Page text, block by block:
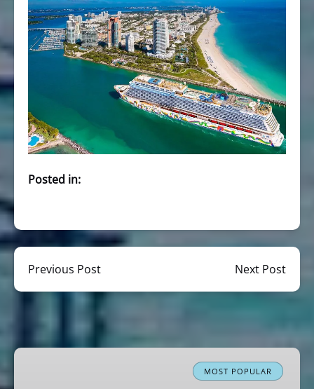
Posted in:
Previous Post Next Post
Miami
MOST POPULAR